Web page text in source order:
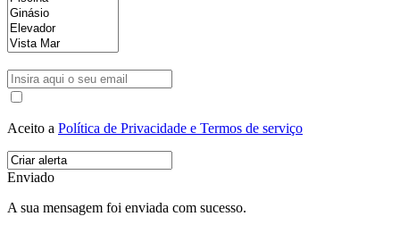
Aceito a Política de Privacidade e Termos de serviço
Enviado
A sua mensagem foi enviada com sucesso.